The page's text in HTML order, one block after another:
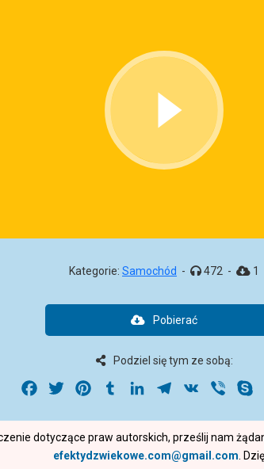
Kategorie: Samochód - 472 - 1
Pobierać
Podziel się tym ze sobą:
Facebook
Twitter PinterestTumblrLinkedInTelegram
VK Viber
dotyczące praw autorskich, prześlij nam
efektydzwiekowe.com@gmail.com .